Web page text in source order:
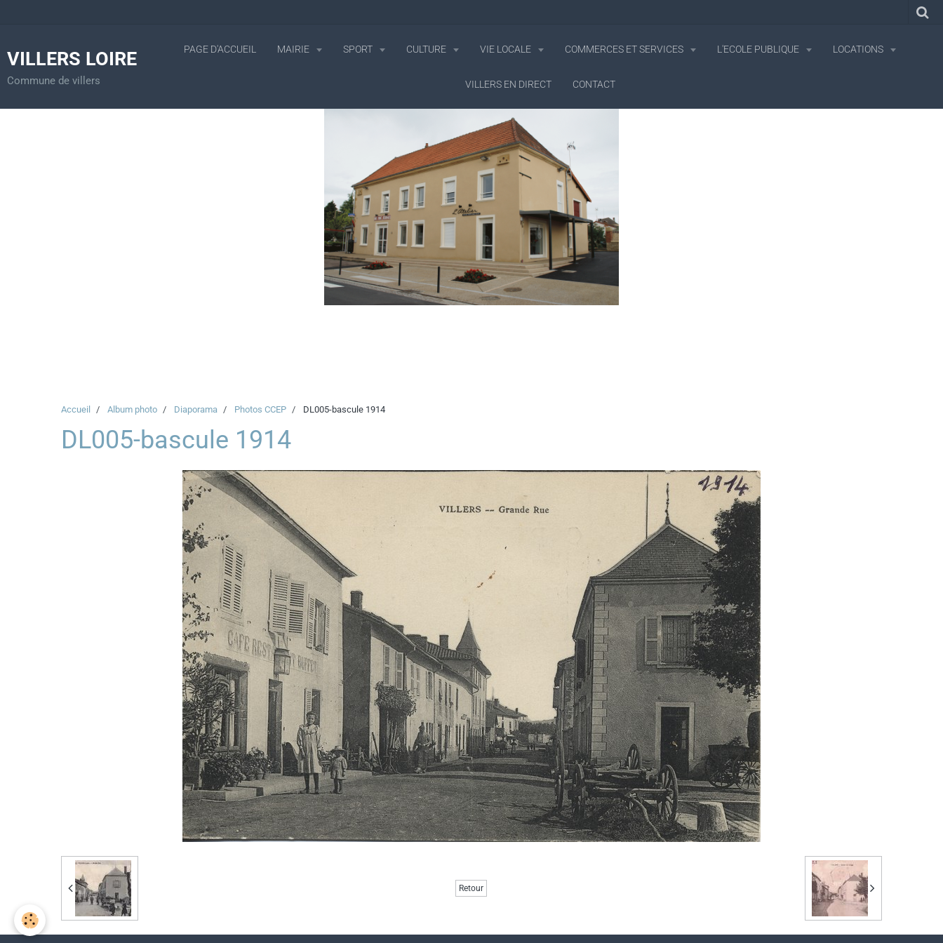
VILLERS LOIRE
Commune de villers
PAGE D'ACCUEIL MAIRIE SPORT CULTURE VIE LOCALE COMMERCES ET SERVICES L'ECOLE PUBLIQUE LOCATIONS
VILLERS EN DIRECT CONTACT
Accueil Album photo Diaporama Photos CCEP DL005-bascule 1914
DL005-bascule 1914
Retour